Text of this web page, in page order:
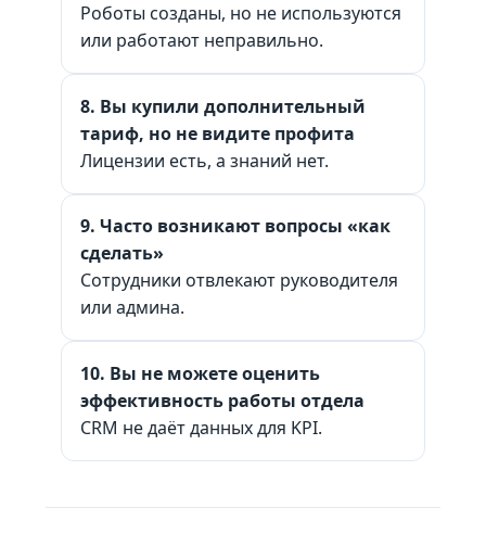
Роботы созданы, но не используются
или работают неправильно.
8. Вы купили дополнительный
тариф, но не видите профита
Лицензии есть, а знаний нет.
9. Часто возникают вопросы «как
сделать»
Сотрудники отвлекают руководителя
или админа.
10. Вы не можете оценить
эффективность работы отдела
CRM не даёт данных для KPI.